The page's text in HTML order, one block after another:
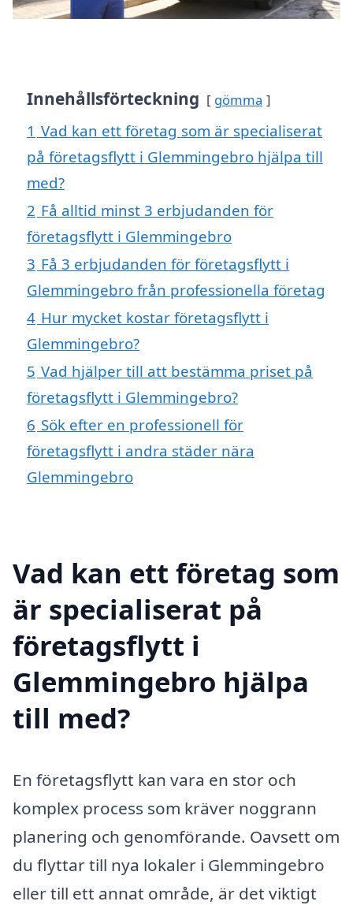
Innehållsförteckning gömma
1 Vad kan ett företag som är specialiserat
på företagsflytt i Glemmingebro hjälpa till
med?
2 Få alltid minst 3 erbjudanden för
företagsflytt i Glemmingebro
3 Få 3 erbjudanden för företagsflytt i
Glemmingebro från professionella företag
4 Hur mycket kostar företagsflytt i
Glemmingebro?
5 Vad hjälper till att bestämma priset på
företagsflytt i Glemmingebro?
6 Sök efter en professionell för
företagsflytt i andra städer nära
Glemmingebro
Vad kan ett företag som
är specialiserat på
företagsflytt i
Glemmingebro hjälpa
till med?
En företagsflytt kan vara en stor och
komplex process som kräver noggrann
planering och genomförande. Oavsett om
du flyttar till nya lokaler i Glemmingebro
eller till ett annat område, är det viktigt